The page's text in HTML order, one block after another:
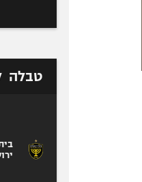
טבלה